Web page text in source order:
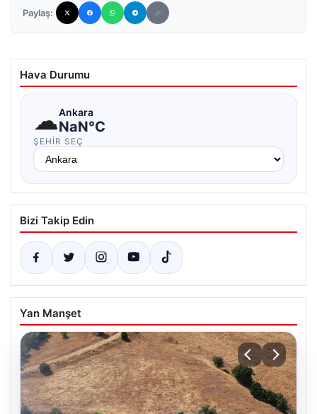
Paylaş:
Hava Durumu
☁Ankara
NaN°C
ŞEHIR SEÇ
Bizi Takip Edin
Yan Manşet